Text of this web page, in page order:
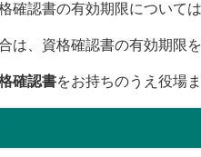
認書の有効期限について
、資格確認書の有効期限を
確認書をお持ちのうえ役場